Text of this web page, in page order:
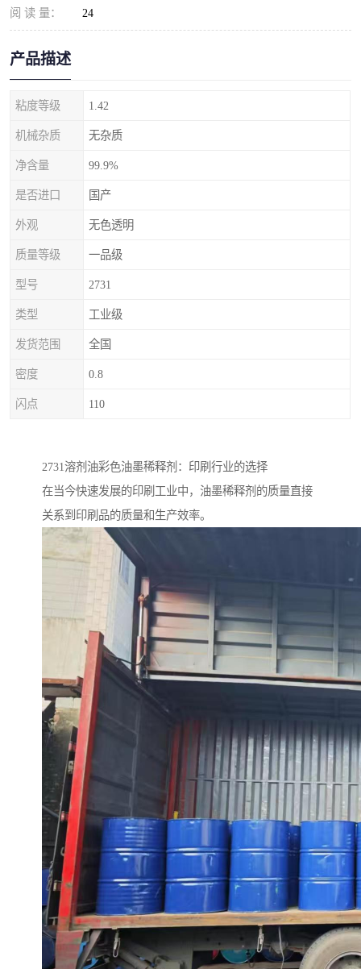
阅 读 量： 24
产品描述
粘度等级 1.42
机械杂质 无杂质
净含量 99.9%
是否进口 国产
外观 无色透明
质量等级 一品级
型号 2731
类型 工业级
发货范围 全国
密度 0.8
闪点 110
2731溶剂油彩色油墨稀释剂：印刷行业的选择
在当今快速发展的印刷工业中，油墨稀释剂的质量直接
关系到印刷品的质量和生产效率。